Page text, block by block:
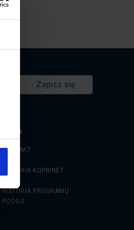
Zapisz się
Firma
KONTAKT
HISTORIA KOPRINET
HISTORIA PROGRAMU
RODOS